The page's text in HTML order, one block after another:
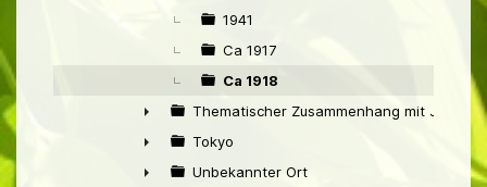
1941
Ca 1917
Ca 1918
►
Thematischer Zusammenhang mit Japan
►
Tokyo
Unbekannter Ort